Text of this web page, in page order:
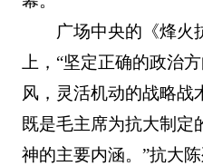
广场中央的《烽火
上，“坚定正确的政治
风，灵活机动的战略战
既是毛主席为抗大制定
神的主要内涵。”抗大